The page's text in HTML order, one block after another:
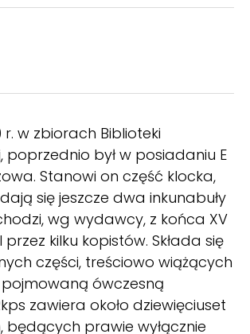
r. w zbiorach Biblioteki
poprzednio był w posiadaniu E
Stanowi on część klocka,
się jeszcze dwa inkunabuły
wg wydawcy, z końca XV
kilku kopistów. Składa się
części, treściowo wiążących
pojmowaną ówczesną
zawiera około dziewięciuset
będących prawie wyłącznie